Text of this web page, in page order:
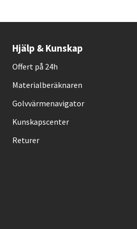
Hjälp & Kunskap
Offert på 24h
Materialberäknaren
Golvvärmenavigator
Kunskapscenter
Returer